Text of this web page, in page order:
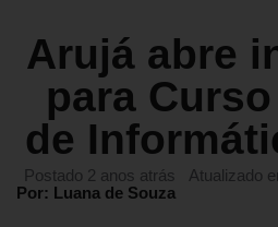
Arujá abre
para
de
Postado 2 anos atrás
Atualizado
Por: Luana de Souza